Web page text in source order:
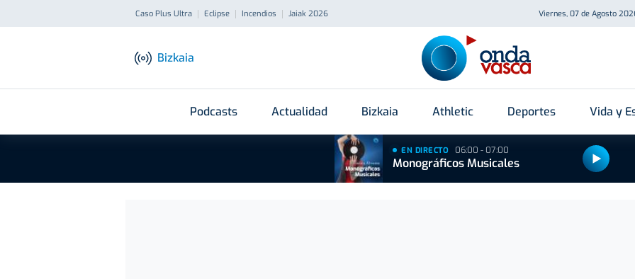
Caso Plus Ultra Eclipse Incendios Jaiak 2026 Viernes, 07 de Agosto
Bizkaia
Podcasts Actualidad Bizkaia Athletic Deportes Vida y
EN DIRECTO 06:00 - 07:00
Monográficos Musicales